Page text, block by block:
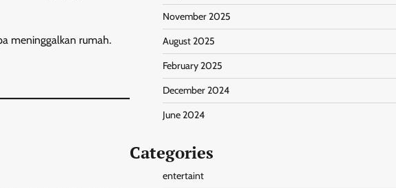
meninggalkan rumah.
November 2025
August 2025
February 2025
December 2024
June 2024
Categories
entertaint